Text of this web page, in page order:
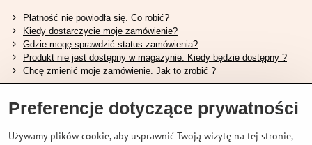
Płatność nie powiodła się. Co robić?
Kiedy dostarczycie moje zamówienie?
Gdzie mogę sprawdzić status zamówienia?
Produkt nie jest dostępny w magazynie. Kiedy będzie dostępny ?
Chcę zmienić moje zamówienie. Jak to zrobić ?
Przydatne linki
Tabela rozmiarów butów Shimano.
Preferencje dotyczące prywatności
Używamy plików cookie, aby usprawnić Twoją wizytę na tej stronie,